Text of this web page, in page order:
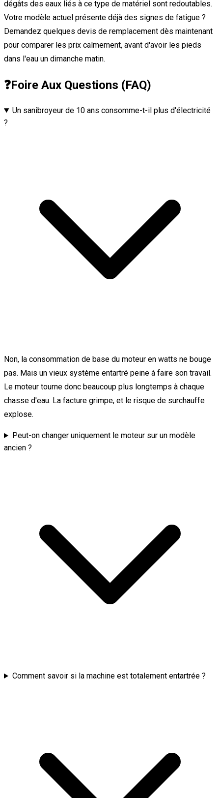
dégâts des eaux liés à ce type de matériel sont redoutables.
Votre modèle actuel présente déjà des signes de fatigue ?
Demandez quelques devis de remplacement dès maintenant
pour comparer les prix calmement, avant d'avoir les pieds
dans l'eau un dimanche matin.
❓Foire Aux Questions (FAQ)
Un sanibroyeur de 10 ans consomme-t-il plus d'électricité
?
Non, la consommation de base du moteur en watts ne bouge
pas. Mais un vieux système entartré peine à faire son travail.
Le moteur tourne donc beaucoup plus longtemps à chaque
chasse d'eau. La facture grimpe, et le risque de surchauffe
explose.
Peut-on changer uniquement le moteur sur un modèle
ancien ?
Comment savoir si la machine est totalement entartrée ?